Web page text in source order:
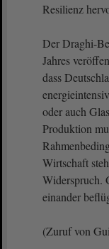
Resilienz
Der Draghi-
Jahres
dass
oder auch
Produktion
Wirtschaft
Widerspruch.
einander
(Zuruf von